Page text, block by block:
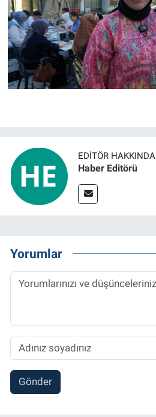
EDITÖR HAKKINDA
Haber Editörü
Yorumlar
Gönder